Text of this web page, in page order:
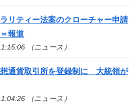
リティー法案のクローチャー申請
報道
（ニュース）
想通貨取引所を登録制に 大統領が
（ニュース）